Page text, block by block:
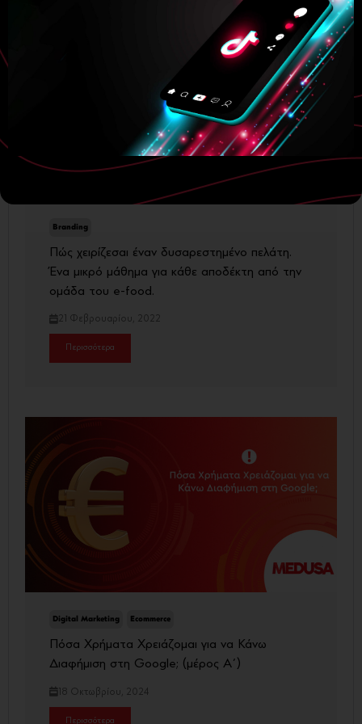
Branding
Πώς χειρίζεσαι έναν δυσαρεστημένο πελάτη.
Ένα μικρό μάθημα για κάθε αποδέκτη από την
ομάδα του e-food.
21 Φεβρουαρίου, 2022
Περισσότερα
Digital Marketing Ecommerce
Πόσα Χρήματα Χρειάζομαι για να Κάνω
Διαφήμιση στη Google; (μέρος Α΄)
18 Οκτωβρίου, 2024
Περισσότερα